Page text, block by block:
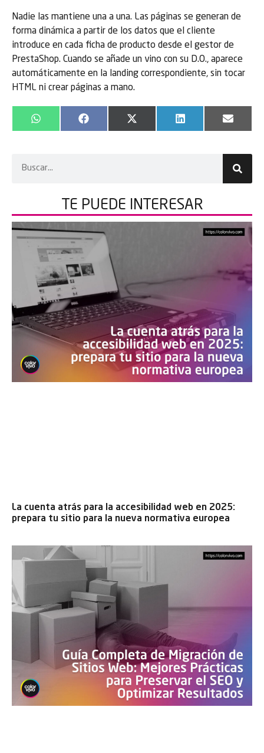
Nadie las mantiene una a una. Las páginas se generan de
forma dinámica a partir de los datos que el cliente
introduce en cada ficha de producto desde el gestor de
PrestaShop. Cuando se añade un vino con su D.O., aparece
automáticamente en la landing correspondiente, sin tocar
HTML ni crear páginas a mano.
WhatsApp Facebook
X
(Twitter)
LinkedIn Email
TE PUEDE INTERESAR
La cuenta atrás para la accesibilidad web en 2025:
prepara tu sitio para la nueva normativa europea